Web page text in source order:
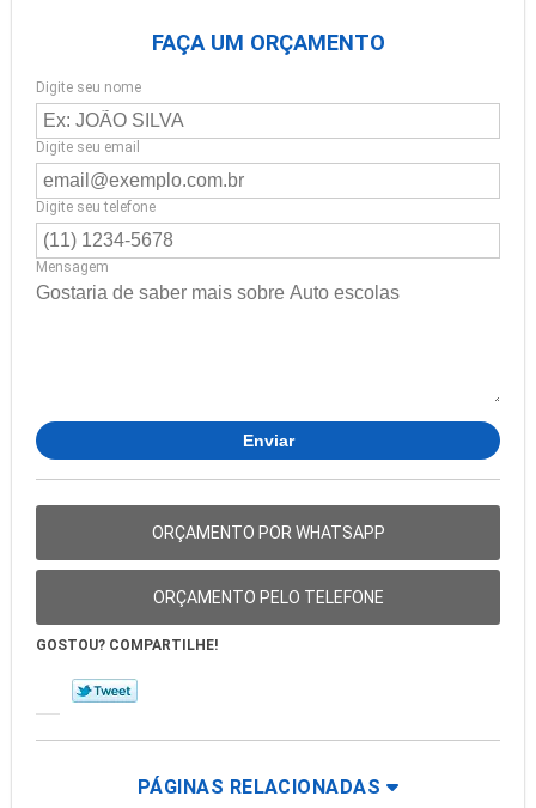
FAÇA UM ORÇAMENTO
Digite seu nome
Digite seu email
Digite seu telefone
Mensagem
ORÇAMENTO POR WHATSAPP
ORÇAMENTO PELO TELEFONE
GOSTOU? COMPARTILHE!
PÁGINAS RELACIONADAS